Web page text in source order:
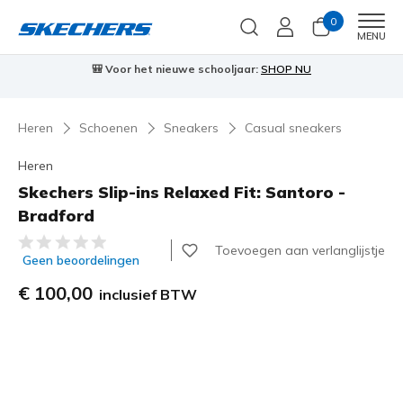
0
MENU
🎒 Voor het nieuwe schooljaar: SHOP NU
Heren Schoenen Sneakers Casual sneakers
Heren
Skechers Slip-ins Relaxed Fit: Santoro -
Bradford
3,6 van de 5 klantbeoordelingen
Geen beoordelingen
Toevoegen aan verlanglijstje
€ 100,00 inclusief BTW